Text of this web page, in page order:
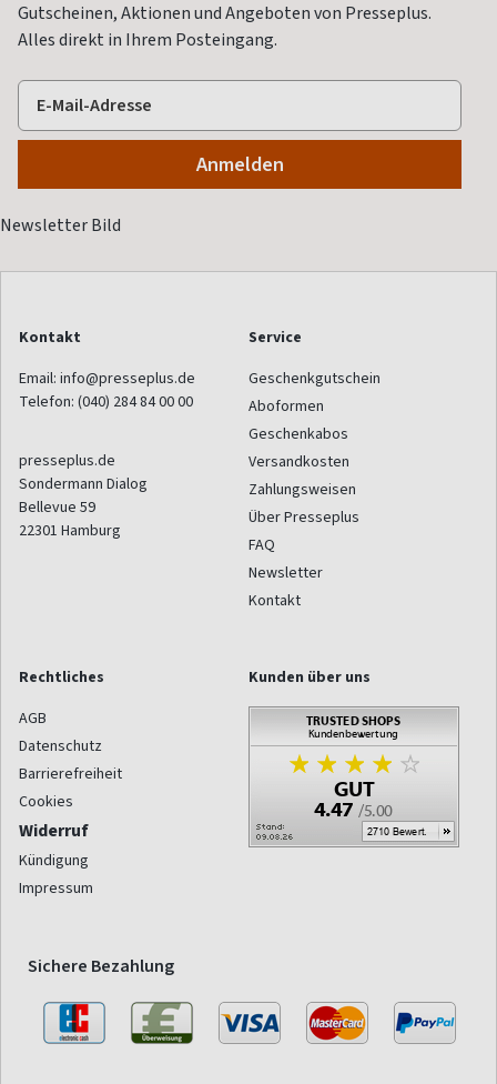
Gutscheinen, Aktionen und Angeboten von Presseplus.
Alles direkt in Ihrem Posteingang.
Kontakt
Email: info@presseplus.de
Telefon: (040) 284 84 00 00
presseplus.de
Sondermann Dialog
Bellevue 59
22301 Hamburg
Service
Geschenkgutschein
Aboformen
Geschenkabos
Versandkosten
Zahlungsweisen
Über Presseplus
FAQ
Newsletter
Kontakt
Rechtliches
AGB
Datenschutz
Barrierefreiheit
Cookies
Widerruf
Kündigung
Impressum
Kunden über uns
Sichere Bezahlung